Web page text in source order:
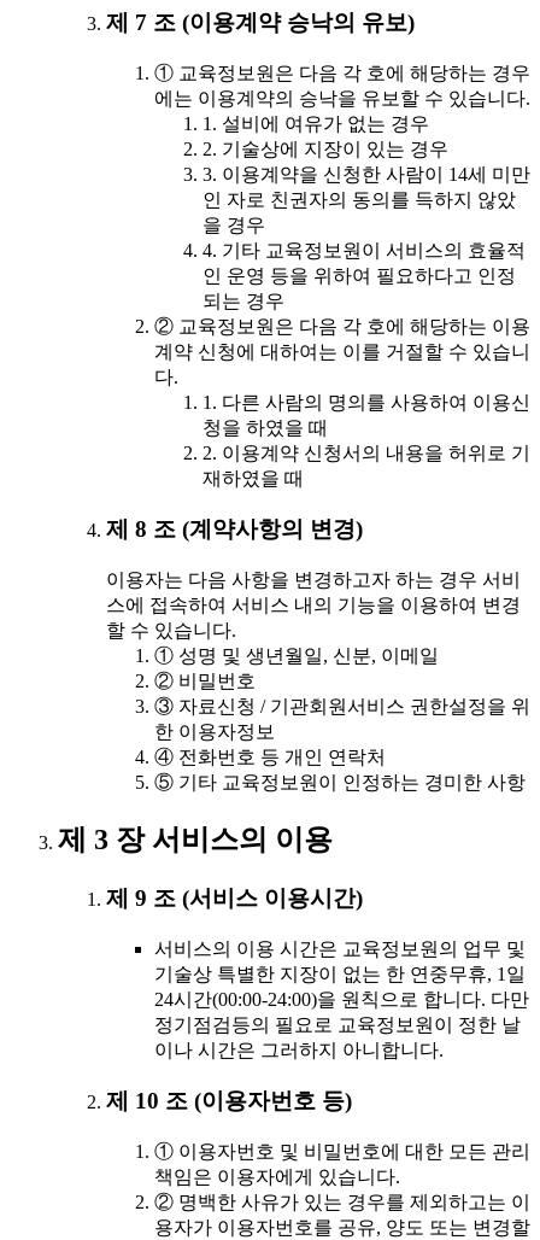
제 7 조 (이용계약 승낙의 유보)
① 교육정보원은 다음 각 호에 해당하는 경우
에는 이용계약의 승낙을 유보할 수 있습니다.
1. 설비에 여유가 없는 경우
2. 기술상에 지장이 있는 경우
3. 이용계약을 신청한 사람이 14세 미만
인 자로 친권자의 동의를 득하지 않았
을 경우
4. 기타 교육정보원이 서비스의 효율적
인 운영 등을 위하여 필요하다고 인정
되는 경우
② 교육정보원은 다음 각 호에 해당하는 이용
계약 신청에 대하여는 이를 거절할 수 있습니
다.
1. 다른 사람의 명의를 사용하여 이용신
청을 하였을 때
2. 이용계약 신청서의 내용을 허위로 기
재하였을 때
제 8 조 (계약사항의 변경)
이용자는 다음 사항을 변경하고자 하는 경우 서비
스에 접속하여 서비스 내의 기능을 이용하여 변경
할 수 있습니다.
① 성명 및 생년월일, 신분, 이메일
② 비밀번호
③ 자료신청 / 기관회원서비스 권한설정을 위
한 이용자정보
④ 전화번호 등 개인 연락처
⑤ 기타 교육정보원이 인정하는 경미한 사항
제 3 장 서비스의 이용
제 9 조 (서비스 이용시간)
서비스의 이용 시간은 교육정보원의 업무 및
기술상 특별한 지장이 없는 한 연중무휴, 1일
24시간(00:00-24:00)을 원칙으로 합니다. 다만
정기점검등의 필요로 교육정보원이 정한 날
이나 시간은 그러하지 아니합니다.
제 10 조 (이용자번호 등)
① 이용자번호 및 비밀번호에 대한 모든 관리
책임은 이용자에게 있습니다.
② 명백한 사유가 있는 경우를 제외하고는 이
용자가 이용자번호를 공유, 양도 또는 변경할